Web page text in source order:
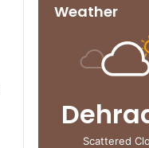
Weather
Scattered